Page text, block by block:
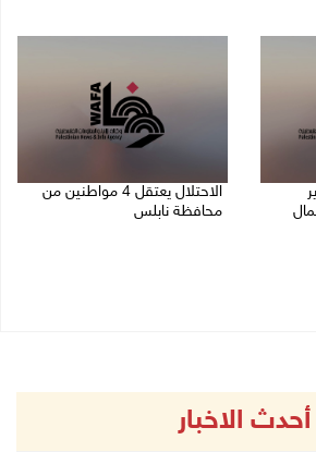
الاحتلال يعتقل 4 مواطنين من
محافظة نابلس
أحدث الاخبار